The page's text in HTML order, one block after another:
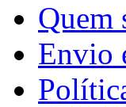
Quem
Envio